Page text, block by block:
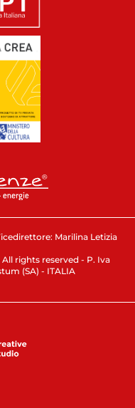
Marilina Letizia
rights reserved - P. Iva
(SA) - ITALIA